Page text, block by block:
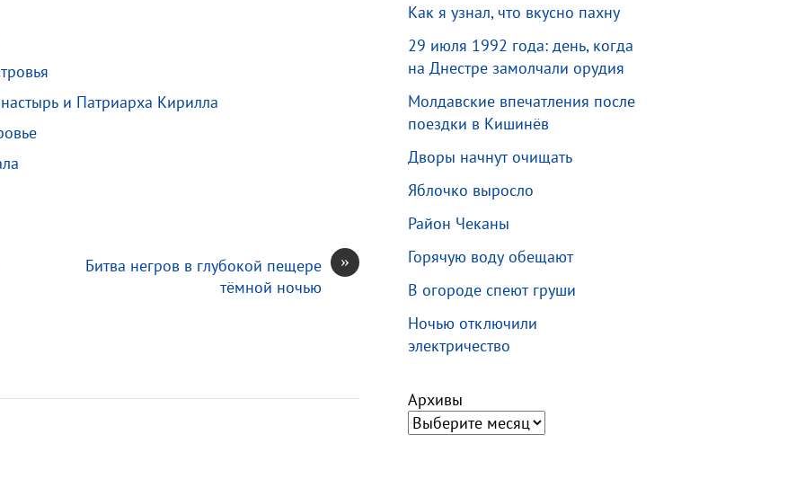
и Патриарха Кирилла
»
Битва негров в глубокой пещере
тёмной ночью
Как я узнал, что вкусно пахну
29 июля 1992 года: день, когда
на Днестре замолчали орудия
Молдавские впечатления после
поездки в Кишинёв
Дворы начнут очищать
Яблочко выросло
Район Чеканы
Горячую воду обещают
В огороде спеют груши
Ночью отключили
электричество
Архивы